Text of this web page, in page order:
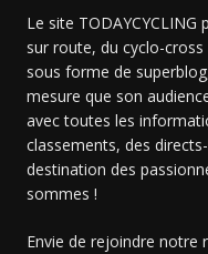
Le site TODAYCYCLING
sur route, du cyclo-
sous forme de
mesure que son
avec toutes les
classements, des
destination des
sommes !
Envie de rejoindre notre